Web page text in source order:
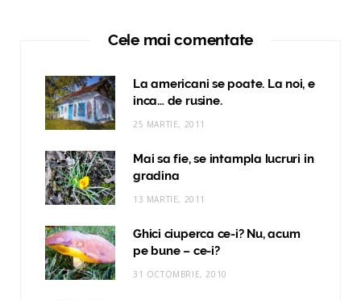
Cele mai comentate
La americani se poate. La noi, e
inca… de rusine.
25 MARTIE, 2011
Mai sa fie, se intampla lucruri in
gradina
13 MARTIE, 2011
Ghici ciuperca ce-i? Nu, acum
pe bune – ce-i?
31 OCTOMBRIE, 2010